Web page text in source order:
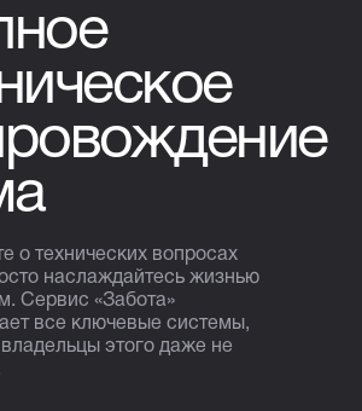
о технических вопросах
наслаждайтесь жизнью
Сервис «Забота»
все ключевые системы,
владельцы этого даже не